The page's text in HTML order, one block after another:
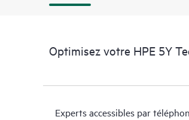
Optimisez votre HPE 5Y
Experts accessibles par